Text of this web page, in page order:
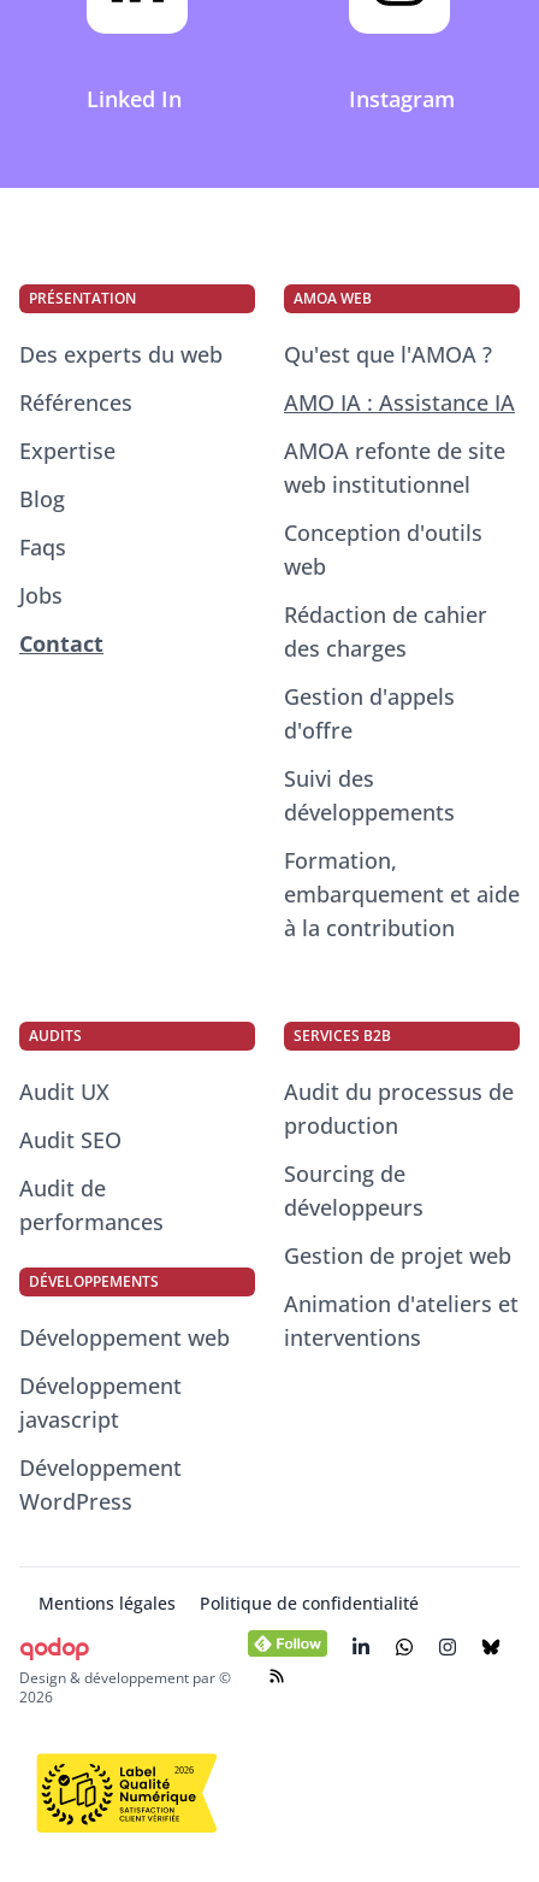
Linked In Instagram
PRÉSENTATION
Des experts du web
Références
Expertise
Blog
Faqs
Jobs
Contact
AMOA WEB
Qu'est que l'AMOA ?
AMO IA : Assistance IA
AMOA refonte de site
web institutionnel
Conception d'outils
web
Rédaction de cahier
des charges
Gestion d'appels
d'offre
Suivi des
développements
Formation,
embarquement et aide
à la contribution
AUDITS
Audit UX
Audit SEO
Audit de
performances
DÉVELOPPEMENTS
Développement web
Développement
javascript
Développement
WordPress
SERVICES B2B
Audit du processus de
production
Sourcing de
développeurs
Gestion de projet web
Animation d'ateliers et
interventions
Mentions légales Politique de confidentialité
qodop
Design & développement par ©
2026